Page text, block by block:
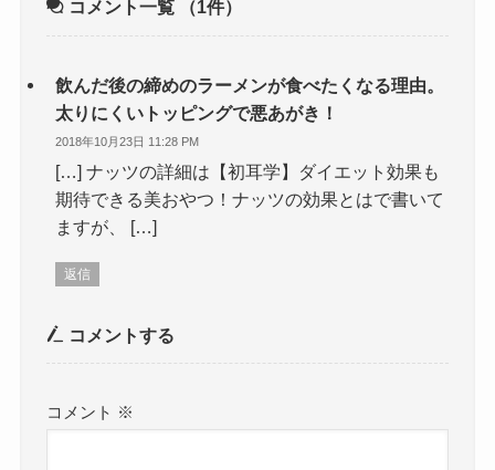
コメント一覧 （1件）
飲んだ後の締めのラーメンが食べたくなる理由。
太りにくいトッピングで悪あがき！
2018年10月23日 11:28 PM
[…] ナッツの詳細は【初耳学】ダイエット効果も
期待できる美おやつ！ナッツの効果とはで書いて
ますが、 […]
返信
コメントする
コメント ※